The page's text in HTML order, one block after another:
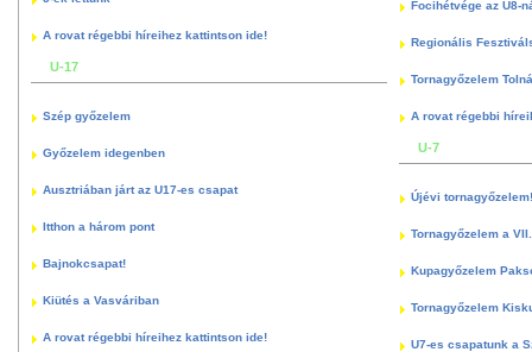
A rovat régebbi híreihez kattintson ide!
U-17
Szép győzelem
Győzelem idegenben
Ausztriában járt az U17-es csapat
Itthon a három pont
Bajnokcsapat!
Kiütés a Vasváriban
A rovat régebbi híreihez kattintson ide!
Focihétvége az U8-
Regionális
Tornagyőzelem
A rovat régebbi
U-7
Újévi tornagyőzelem!
Tornagyőzelem a
Kupagyőzelem
Tornagyőzelem
U7-es csapatunk a